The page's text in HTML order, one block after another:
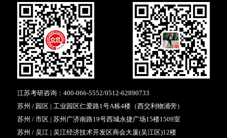
江苏考研咨询： 400-066-5552/0512-62890733
苏州 / 园区 | 工业园区仁爱路1号A栋4楼（西交利物浦旁）
苏州 / 市区 | 苏州广济南路19号西城永捷广场15楼1509室
苏州 / 吴江 | 吴江经济技术开发区商会大厦(吴江区)12楼